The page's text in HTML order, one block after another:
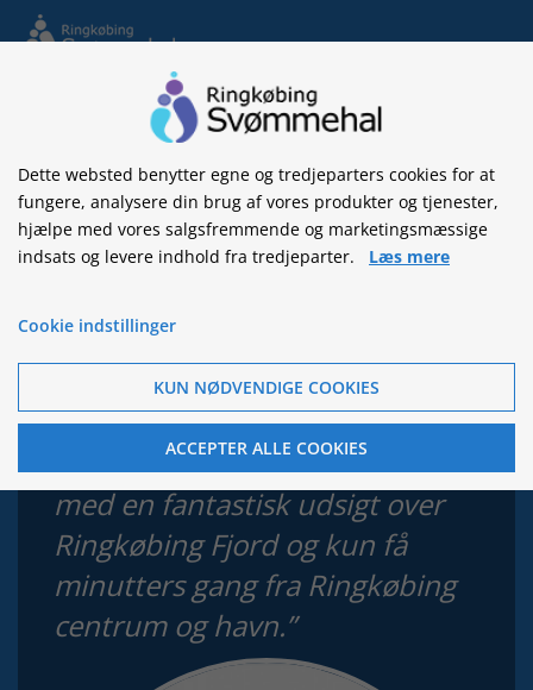
Ringkøbing Svømmehal
6950 Ringkøbing
Tlf. 9732 2676
“Kom og få en uforglemmelig
oplevelse i byens aktivitetsperle.
Ringkøbing Svømmehal ligger
med en fantastisk udsigt over
Ringkøbing Fjord og kun få
minutters gang fra Ringkøbing
centrum og havn.”
Dette websted benytter egne og tredjeparters cookies for at
fungere, analysere din brug af vores produkter og tjenester,
hjælpe med vores salgsfremmende og marketingsmæssige
indsats og levere indhold fra tredjeparter. Læs mere
Cookie indstillinger
KUN NØDVENDIGE COOKIES
ACCEPTER ALLE COOKIES